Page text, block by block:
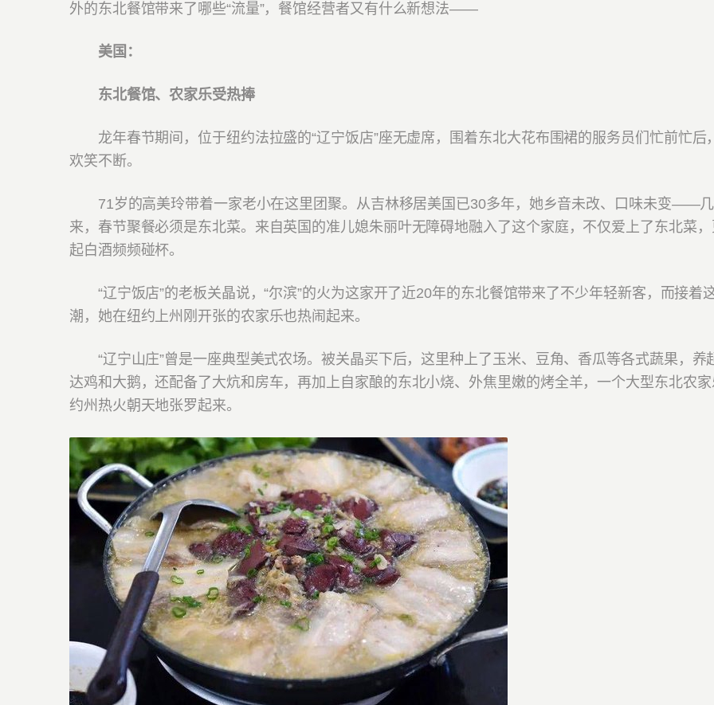
外的东北餐馆带来了哪些“流量”，餐馆经营者又有什么新想法——
美国：
东北餐馆、农家乐受热捧
龙年春节期间，位于纽约法拉盛的“辽宁饭店”座无虚席，围着东北大花布围裙的服务员们忙前忙后
欢笑不断。
71岁的高美玲带着一家老小在这里团聚。从吉林移居美国已30多年，她乡音未改、口味未变——
来，春节聚餐必须是东北菜。来自英国的准儿媳朱丽叶无障碍地融入了这个家庭，不仅爱上了东北菜
起白酒频频碰杯。
“辽宁饭店”的老板关晶说，“尔滨”的火为这家开了近20年的东北餐馆带来了不少年轻新客，而接着
潮，她在纽约上州刚开张的农家乐也热闹起来。
“辽宁山庄”曾是一座典型美式农场。被关晶买下后，这里种上了玉米、豆角、香瓜等各式蔬果，养
达鸡和大鹅，还配备了大炕和房车，再加上自家酿的东北小烧、外焦里嫩的烤全羊，一个大型东北农家
约州热火朝天地张罗起来。